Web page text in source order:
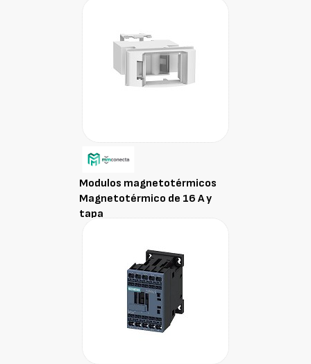
Modulos magnetotérmicos
Magnetotérmico de 16 A y
tapa